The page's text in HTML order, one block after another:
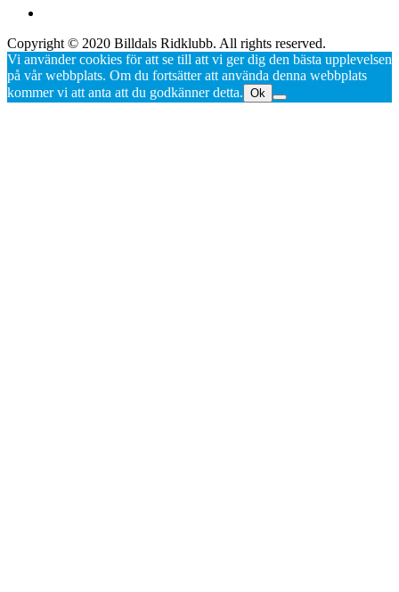
Copyright © 2020 Billdals Ridklubb. All rights reserved.
Vi använder cookies för att se till att vi ger dig den bästa upplevelsen
på vår webbplats. Om du fortsätter att använda denna webbplats
kommer vi att anta att du godkänner detta. Ok